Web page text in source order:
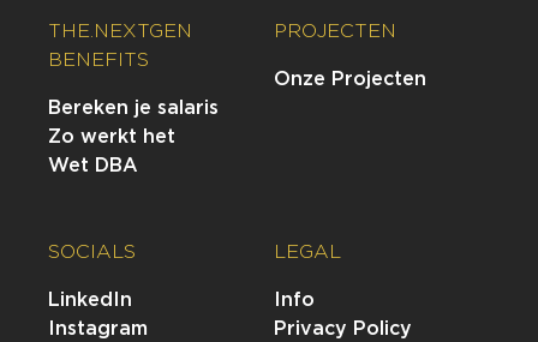
THE.NEXTGEN
BENEFITS
Bereken je salaris
Zo werkt het
Wet DBA
PROJECTEN
Onze Projecten
SOCIALS
LinkedIn
Instagram
LEGAL
Info
Privacy Policy